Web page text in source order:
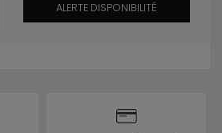
ALERTE DISPONIBILITÉ